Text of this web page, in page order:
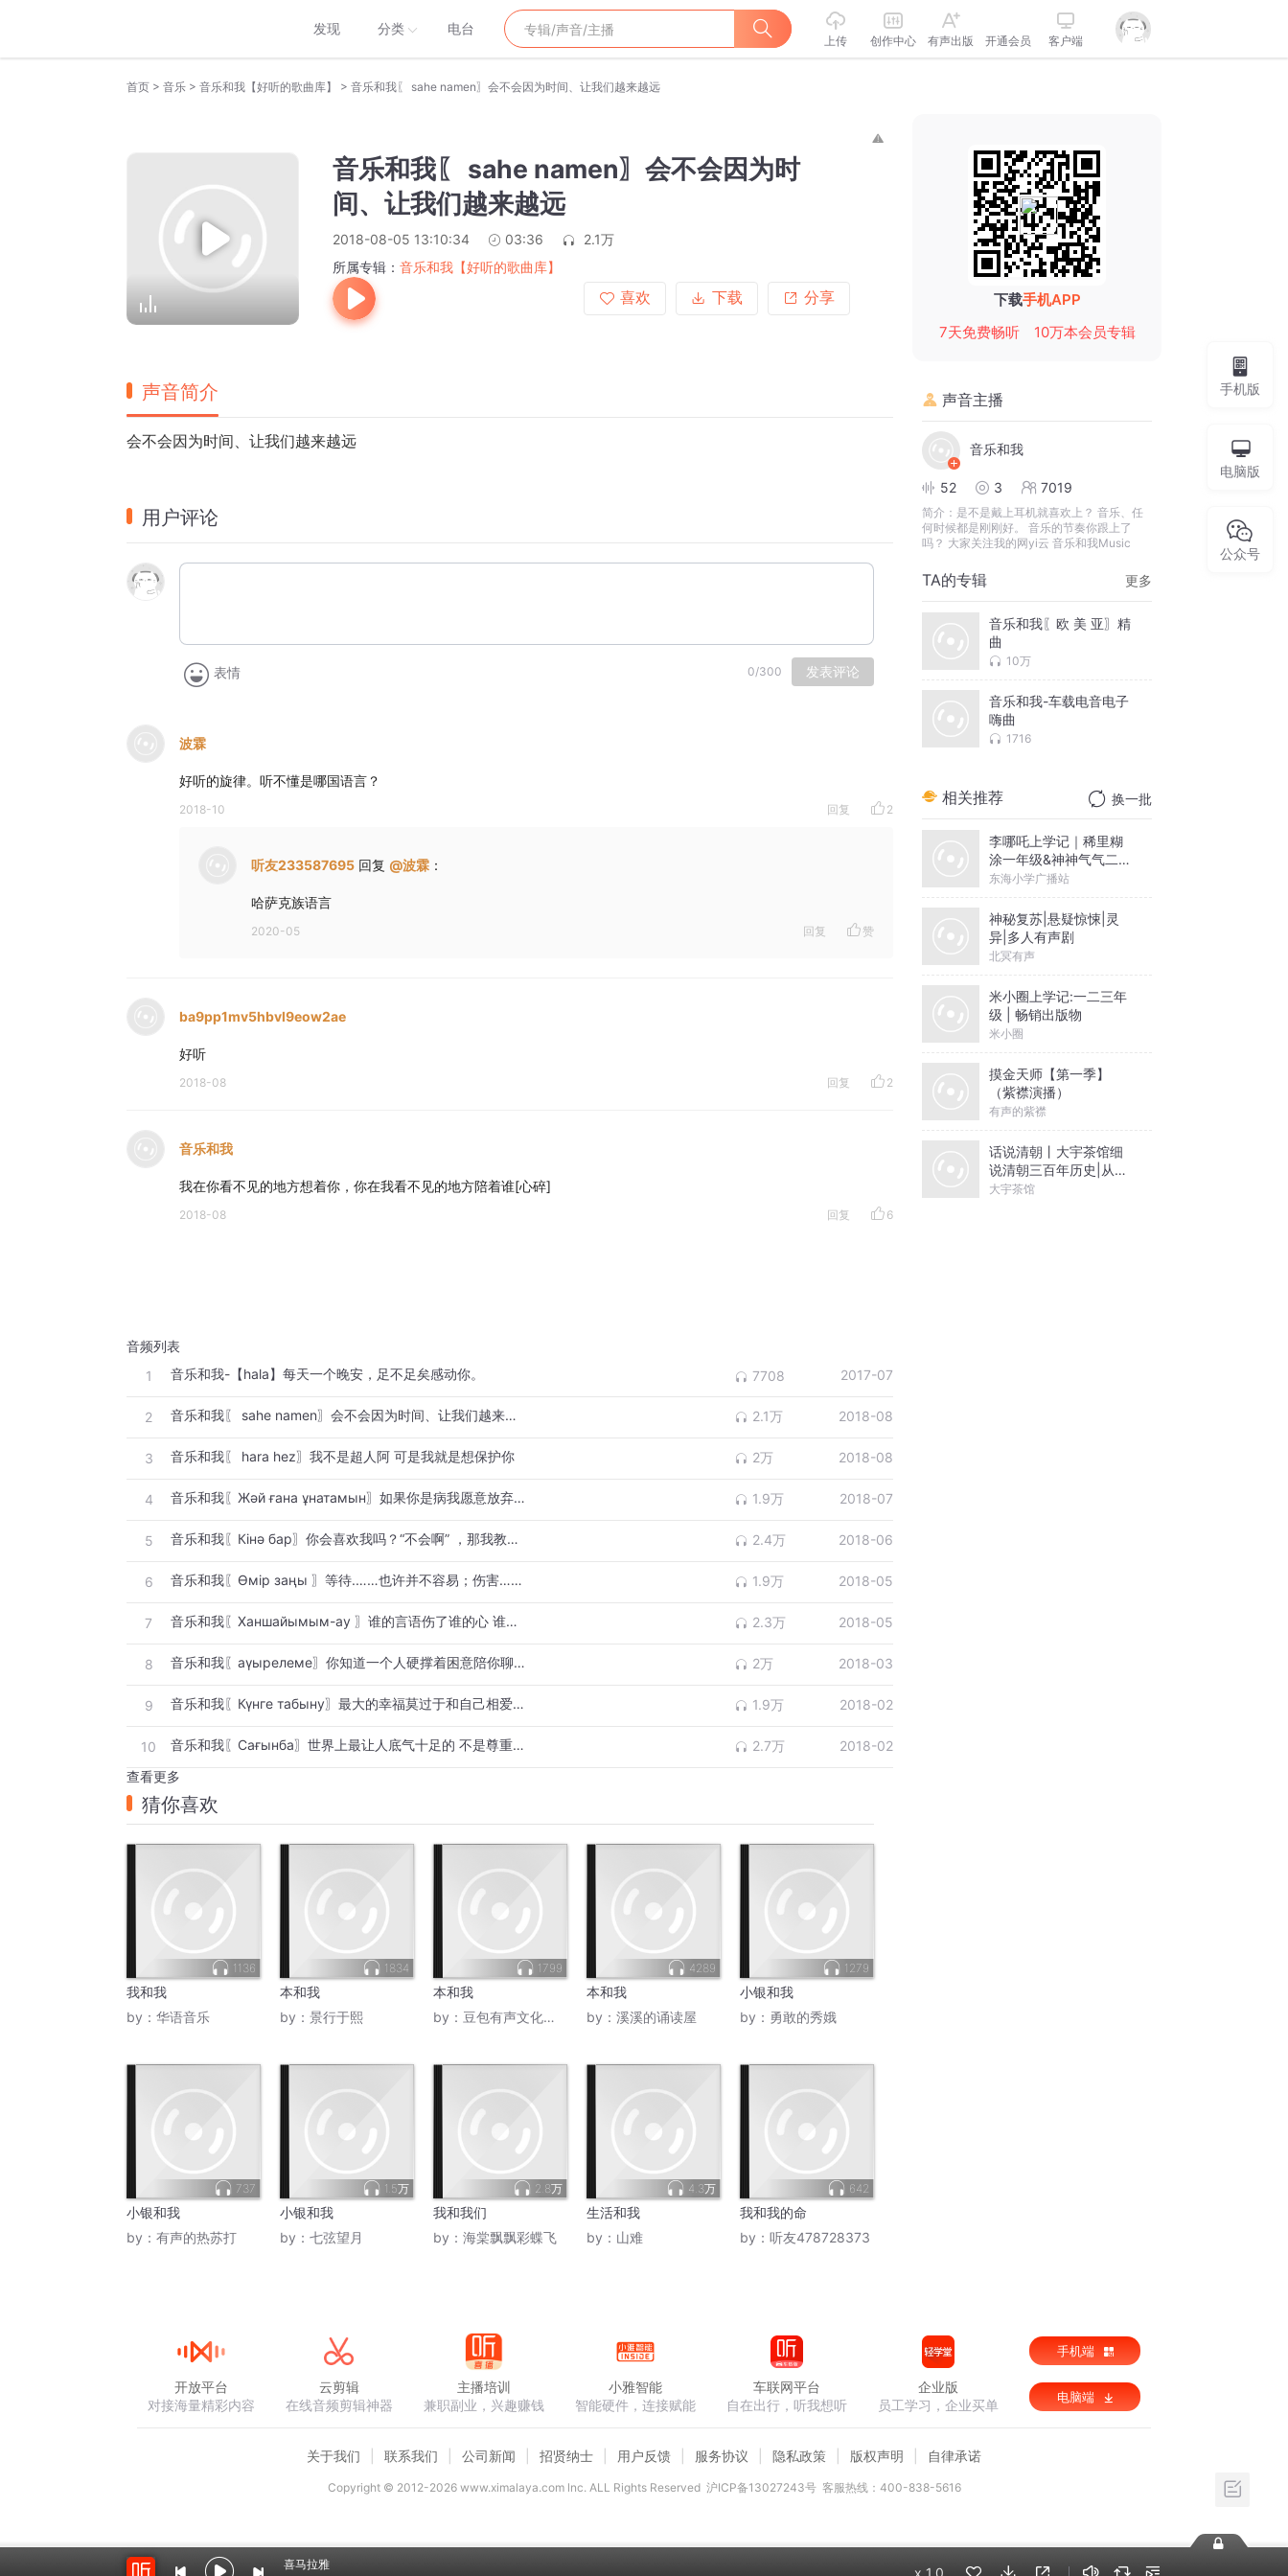
发现 分类 电台
上传 创作中心 有声出版 开通会员 客户端
首页 > 音乐 > 音乐和我【好听的歌曲库】 > 音乐和我〖 sahe namen〗会不会因为时间、让我们越来越远
音乐和我〖 sahe namen〗会不会因为时
间、让我们越来越远
2018-08-05 13:10:34 03:36
2.1万
所属专辑： 音乐和我【好听的歌曲库】
喜欢
下载 分享
声音简介
会不会因为时间、让我们越来越远
用户评论
表情 0/300 发表评论
波霖
好听的旋律。听不懂是哪国语言？
2018-10 回复 2
听友233587695 回复 @波霖 ：
哈萨克族语言
2020-05 回复 赞
ba9pp1mv5hbvl9eow2ae
好听
2018-08 回复 2
音乐和我
我在你看不见的地方想着你，你在我看不见的地方陪着谁[心碎]
2018-08 回复 6
音频列表
1
音乐和我-【hala】每天一个晚安，足不足矣感动你。 7708 2017-07
2 音乐和我〖 sahe namen〗会不会因为时间、让我们越来越远 2.1万 2018-08
3 音乐和我〖 hara hez〗我不是超人阿 可是我就是想保护你 2万 2018-08
4 音乐和我〖Жәй ғана ұнатамын〗如果你是病我愿意放弃治疗 1.9万 2018-07
5 音乐和我〖Кінә бар〗你会喜欢我吗？“不会啊” ，那我教你好了 2.4万 2018-06
6 音乐和我〖Өмір заңы 〗等待.……也许并不容易；伤害……轻而易举。 1.9万 2018-05
7 音乐和我〖Ханшайымым-ау 〗谁的言语伤了谁的心 谁的泪水透出对谁的情 2.3万 2018-05
8 音乐和我〖аүырелеме〗你知道一个人硬撑着困意陪你聊到深夜,有多爱你吗？ 2万 2018-03
9 音乐和我〖Күнге табыну〗最大的幸福莫过于和自己相爱的人相濡以沫- 1.9万 2018-02
10 音乐和我〖Сағынба〗世界上最让人底气十足的 不是尊重与平等 而是被偏爱 2.7万
2018-02
查看更多
猜你喜欢
1136
我和我
by： 华语音乐
1834
本和我
by： 景行于熙
1799
本和我
by： 豆包有声文化传媒
4289
本和我
by： 溪溪的诵读屋
1279
小银和我
by： 勇敢的秀娥
737
小银和我
by： 有声的热苏打
1.5万
小银和我
by： 七弦望月
2.8万
我和我们
by： 海棠飘飘彩蝶飞
4.3万
生活和我
by： 山难
642
我和我的命
by： 听友478728373
下载手机APP
7天免费畅听
10万本会员专辑
声音主播
音乐和我
52 3 7019
简介： 是不是戴上耳机就喜欢上？ 音乐、任
何时候都是刚刚好。 音乐的节奏你跟上了
吗？ 大家关注我的网yi云 音乐和我Music
TA的专辑 更多
音乐和我〖欧 美 亚〗精
曲
10万
音乐和我-车载电音电子
嗨曲
1716
相关推荐 换一批
李哪吒上学记｜稀里糊
涂一年级&神神气气二年
级
东海小学广播站
神秘复苏|悬疑惊悚|灵
异|多人有声剧
北冥有声
米小圈上学记:一二三年
级 | 畅销出版物
米小圈
摸金天师【第一季】
（紫襟演播）
有声的紫襟
话说清朝丨大宇茶馆细
说清朝三百年历史|从努
尔哈赤到末代皇帝溥仪|
大宇茶馆
手机版
电脑版
公众号
喜马拉雅
x 1.0
开放平台
对接海量精彩内容
云剪辑
在线音频剪辑神器
主播培训
兼职副业，兴趣赚钱
小雅智能
智能硬件，连接赋能
车联网平台
自在出行，听我想听
企业版
员工学习，企业买单
手机端
电脑端
关于我们 联系我们 公司新闻 招贤纳士 用户反馈 服务协议 隐私政策 版权声明 自律承诺
Copyright © 2012-2026www.ximalaya.com lnc. ALL Rights Reserved 沪ICP备13027243号 客服热线：400-838-5616